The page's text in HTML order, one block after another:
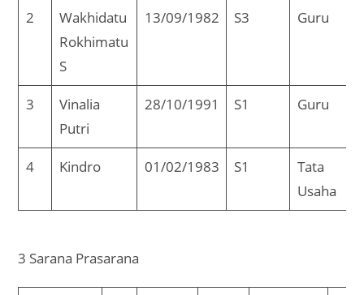
2
Wakhidatu
Rokhimatu
S
13/09/1982 S3 Guru
3
Vinalia
Putri
28/10/1991 S1 Guru
4 Kindro 01/02/1983 S1
Tata
Usaha
3 Sarana Prasarana